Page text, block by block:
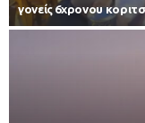
γονείς 6χρονου